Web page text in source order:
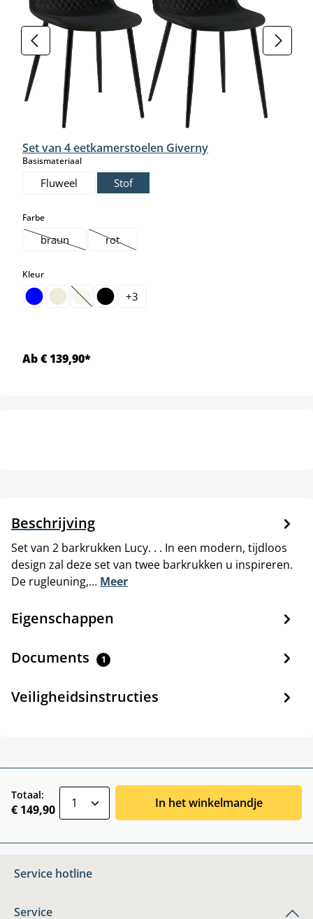
Set van 4 eetkamerstoelen Giverny
Basismateriaalselect
Fluweel Stof
Farbeselect
braun
(Deze optie is momenteel niet beschikbaar.)
rot
(Deze optie is momenteel niet beschikbaar.)
Kleurselect
(Deze optie is momenteel niet beschikbaar.)
+3
Ab € 139,90*
Beschrijving
Set van 2 barkrukken Lucy. . . In een modern, tijdloos
design zal deze set van twee barkrukken u inspireren.
De rugleuning,… Meer
Eigenschappen
Documents 1
Veiligheidsinstructies
Totaal:
€ 149,90 In het winkelmandje
Service hotline
Service